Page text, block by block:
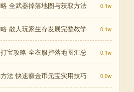
全武器掉落地图与获取方法 0.1w
散人玩家生存发展完整教学 0.1w
宝攻略 全衣服掉落地图汇总 0.1w
法 快速赚金币元宝实用技巧 0.0w